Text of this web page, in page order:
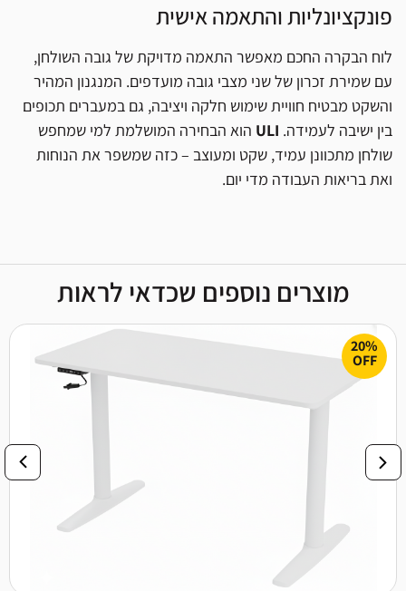
פונקציונליות והתאמה אישית
לוח הבקרה החכם מאפשר התאמה מדויקת של גובה השולחן,
עם שמירת זכרון של שני מצבי גובה מועדפים. המנגנון המהיר
והשקט מבטיח חוויית שימוש חלקה ויציבה, גם במעברים תכופים
בין ישיבה לעמידה.ULIהוא הבחירה המושלמת למי שמחפש
שולחן מתכוונן עמיד, שקט ומעוצב – כזה שמשפר את הנוחות
ואת בריאות העבודה מדי יום.
מוצרים נוספים שכדאי לראות
20%
OFF